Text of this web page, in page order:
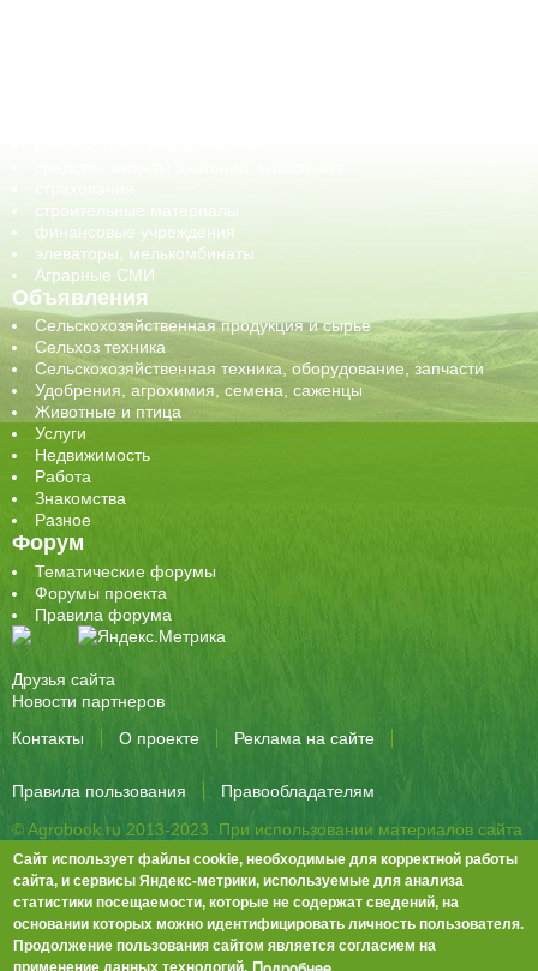
строительные материалы
финансовые учреждения
элеваторы, мелькомбинаты
Аграрные СМИ
Объявления
Сельскохозяйственная продукция и сырье
Сельхоз техника
Сельскохозяйственная техника, оборудование, запчасти
Удобрения, агрохимия, семена, саженцы
Животные и птица
Услуги
Недвижимость
Работа
Знакомства
Разное
Форум
Тематические форумы
Форумы проекта
Правила форума
Друзья сайта
Новости партнеров
Контакты
О проекте Реклама на сайте
Правила пользования
Правообладателям
© Agrobook.ru 2013-2023. При использовании материалов сайта
активная ссылка на публикацию обязательна.
344000, Ростов-на-Дону, ул. Города Волос, д.6, 8 этаж, офис 803
Тел./факс: +7 (863) 282-83-13 e-mail:info@agrobook.ru
Возрастная категория сайта: 16+. Объявления на сайте не
премодерируются.Положение о защите персональных данных
Сайт использует файлы cookie, необходимые для корректной работы
сайта, и сервисы Яндекс-метрики, используемые для анализа
статистики посещаемости, которые не содержат сведений, на
основании которых можно идентифицировать личность пользователя.
Продолжение пользования сайтом является согласием на
применение данных технологий.